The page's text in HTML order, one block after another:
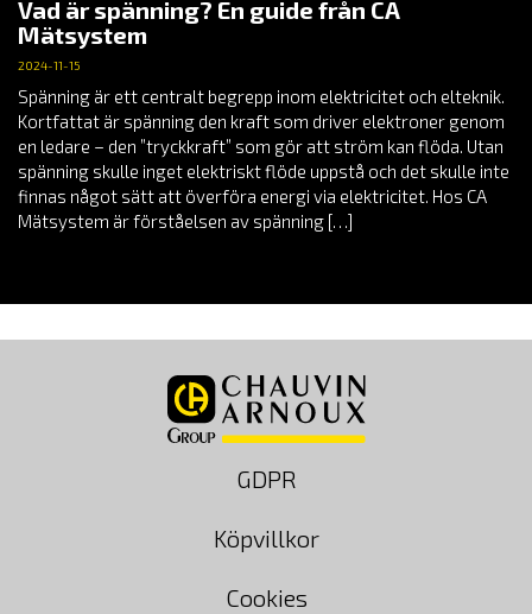
Vad är spänning? En guide från CA
Mätsystem
2024-11-15
Spänning är ett centralt begrepp inom elektricitet och elteknik.
Kortfattat är spänning den kraft som driver elektroner genom
en ledare – den ”tryckkraft” som gör att ström kan flöda. Utan
spänning skulle inget elektriskt flöde uppstå och det skulle inte
finnas något sätt att överföra energi via elektricitet. Hos CA
Mätsystem är förståelsen av spänning […]
GDPR
Köpvillkor
Cookies